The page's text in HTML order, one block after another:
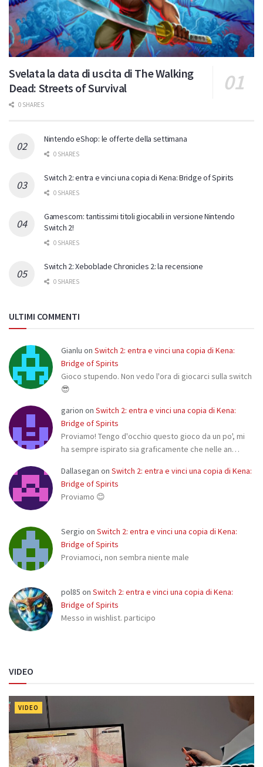
Svelata la data di uscita di The Walking
Dead: Streets of Survival
0 SHARES
Nintendo eShop: le offerte della settimana
0 SHARES
Switch 2: entra e vinci una copia di Kena: Bridge of Spirits
0 SHARES
Gamescom: tantissimi titoli giocabili in versione Nintendo
Switch 2!
0 SHARES
Switch 2: Xeboblade Chronicles 2: la recensione
0 SHARES
ULTIMI COMMENTI
Gianlu on Switch 2: entra e vinci una copia di Kena:
Bridge of Spirits
Gioco stupendo. Non vedo l'ora di giocarci sulla switch
😎
garion on Switch 2: entra e vinci una copia di Kena:
Bridge of Spirits
Proviamo! Tengo d'occhio questo gioco da un po', mi
ha sempre ispirato sia graficamente che nelle an…
Dallasegan on Switch 2: entra e vinci una copia di Kena:
Bridge of Spirits
Proviamo 😊
Sergio on Switch 2: entra e vinci una copia di Kena:
Bridge of Spirits
Proviamoci, non sembra niente male
pol85 on Switch 2: entra e vinci una copia di Kena:
Bridge of Spirits
Messo in wishlist. participo
VIDEO
VIDEO